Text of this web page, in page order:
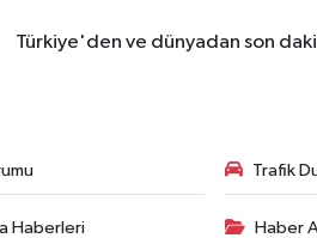
Türkiye'den ve dünyadan son
Trafik
Haberleri Haber